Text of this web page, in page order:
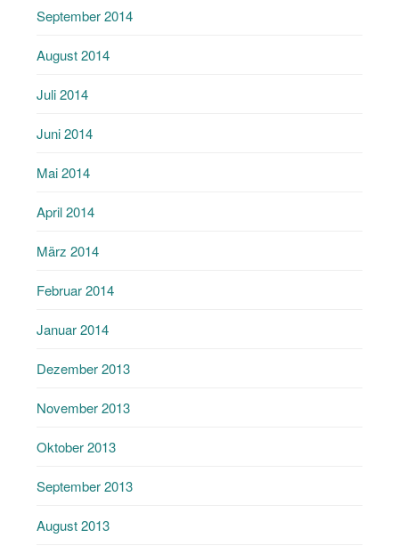
September 2014
August 2014
Juli 2014
Juni 2014
Mai 2014
April 2014
März 2014
Februar 2014
Januar 2014
Dezember 2013
November 2013
Oktober 2013
September 2013
August 2013